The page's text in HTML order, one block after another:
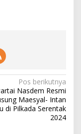
Pos berikutnya
Nasdem Resmi
Maesyal- Intan
di Pilkada Serentak
2024